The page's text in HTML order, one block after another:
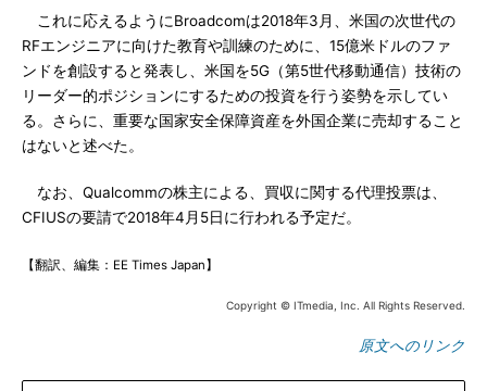
これに応えるようにBroadcomは2018年3月、米国の次世代の
RFエンジニアに向けた教育や訓練のために、15億米ドルのファ
ンドを創設すると発表し、米国を5G（第5世代移動通信）技術の
リーダー的ポジションにするための投資を行う姿勢を示してい
る。さらに、重要な国家安全保障資産を外国企業に売却すること
はないと述べた。
なお、Qualcommの株主による、買収に関する代理投票は、
CFIUSの要請で2018年4月5日に行われる予定だ。
【翻訳、編集：EE Times Japan】
Copyright © ITmedia, Inc. All Rights Reserved.
原文へのリンク